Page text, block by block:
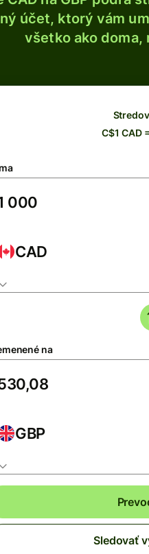
účet, ktorý vám
všetko ako
C$1 CAD
CAD
na
GBP
Sledovať